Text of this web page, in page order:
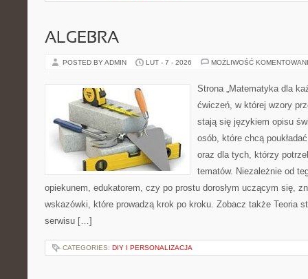
ALGEBRA
POSTED BY ADMIN LUT - 7 - 2026 MOŻLIWOŚĆ
Strona „Matematyka dla
ćwiczeń, w której wzory
stają się językiem opisu
osób, które chcą
oraz dla tych, którzy
tematów. Niezależnie od
opiekunem, edukatorem, czy po prostu dorosłym uczącym się,
wskazówki, które prowadzą krok po kroku. Zobacz także Teoria
serwisu […]
CATEGORIES: DIY I PERSONALIZACJA